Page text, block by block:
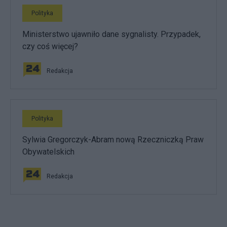
Polityka
Ministerstwo ujawniło dane sygnalisty. Przypadek,
czy coś więcej?
Redakcja
Polityka
Sylwia Gregorczyk-Abram nową Rzeczniczką Praw
Obywatelskich
Redakcja